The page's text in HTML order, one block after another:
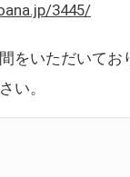
3445/
をいただいてお
い。